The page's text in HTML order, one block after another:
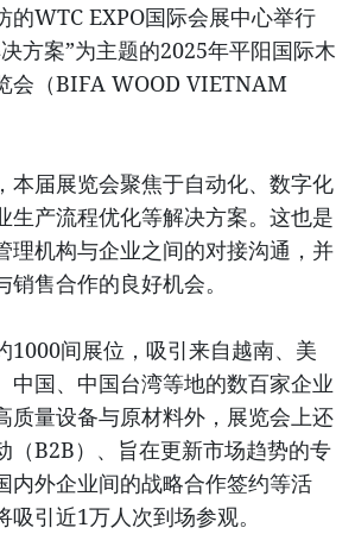
的WTC EXPO国际会展中心举行
方案”为主题的2025年平阳国际木
会（BIFA WOOD VIETNAM
本届展览会聚焦于自动化、数字化
生产流程优化等解决方案。这也是
理机构与企业之间的对接沟通，并
售合作的良好机会。
1000间展位，吸引来自越南、美
中国、中国台湾等地的数百家企业
质量设备与原材料外，展览会上还
（B2B）、旨在更新市场趋势的专
内外企业间的战略合作签约等活
引近1万人次到场参观。